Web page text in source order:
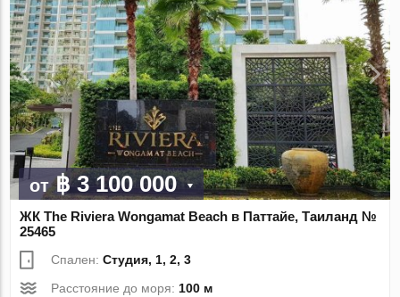
от฿ 3 100 000
ЖК The Riviera Wongamat Beach в Паттайе, Таиланд №
25465
Спален:Студия, 1, 2, 3
Расстояние до моря: 100 м